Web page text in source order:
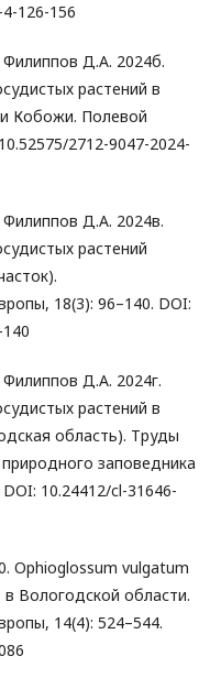
126-156
Д.А. 2024б.
растений в
Кобожи. Полевой
2712-9047-2024-
Д.А. 2024в.
растений
18(3): 96–140. DOI:
Д.А. 2024г.
растений в
область). Труды
заповедника
10.24412/cl-31646-
Ophioglossum vulgatum
Вологодской области.
14(4): 524–544.